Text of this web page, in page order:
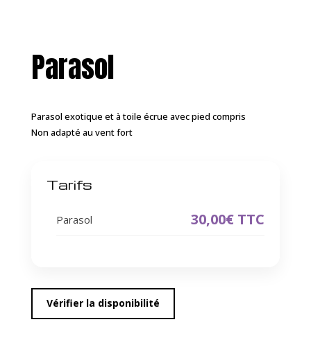
Parasol
Parasol exotique et à toile écrue avec pied compris
Non adapté au vent fort
Tarifs
Parasol 30,00€ TTC
Vérifier la disponibilité